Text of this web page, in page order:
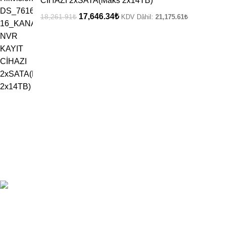
18,261.91₺ 17,646.34₺ KDV Dâhil: 21,175.61₺